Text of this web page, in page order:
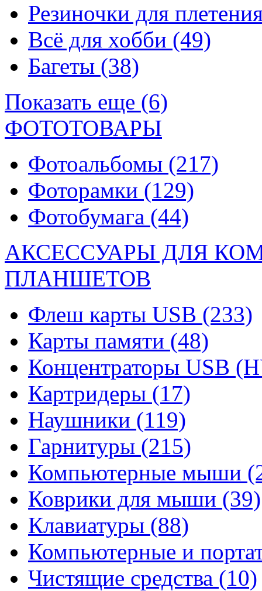
Резиночки для
Всё для хобби (49)
Багеты (38)
Показать еще (6)
ФОТОТОВАРЫ
Фотоальбомы (217)
Фоторамки (129)
Фотобумага (44)
АКСЕССУАРЫ ДЛЯ
ПЛАНШЕТОВ
Флеш карты USB (233)
Карты памяти (48)
Концентраторы USB
Картридеры (17)
Наушники (119)
Гарнитуры (215)
Компьютерные мыши
Коврики для мыши (39)
Клавиатуры (88)
Компьютерные и
Чистящие средства (10)